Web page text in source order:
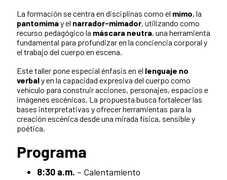
La formación se centra en disciplinas como el mimo, la
pantomimay el narrador-mimador, utilizando como
recurso pedagógico la máscara neutra, una herramienta
fundamental para profundizar en la conciencia corporal y
el trabajo del cuerpo en escena.
Este taller pone especial énfasis en el lenguaje no
verbaly en la capacidad expresiva del cuerpo como
vehículo para construir acciones, personajes, espacios e
imágenes escénicas. La propuesta busca fortalecer las
bases interpretativas y ofrecer herramientas para la
creación escénica desde una mirada física, sensible y
poética.
Programa
8:30 a.m. – Calentamiento